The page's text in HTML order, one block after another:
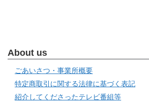
About us
ごあいさつ・事業所概要
特定商取引に関する法律に基づく表記
紹介してくださったテレビ番組等